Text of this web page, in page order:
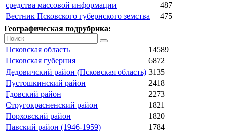
средства массовой информации
487
Вестник Псковского губернского земства
475
Географическая подрубрика:
Псковская область
14589
Псковская губерния
6872
Дедовичский район (Псковская область) 3135
Пустошкинский район
2418
Гдовский район
2273
Стругокрасненский район
1821
Порховский район
1820
Павский район (1946-1959)
1784